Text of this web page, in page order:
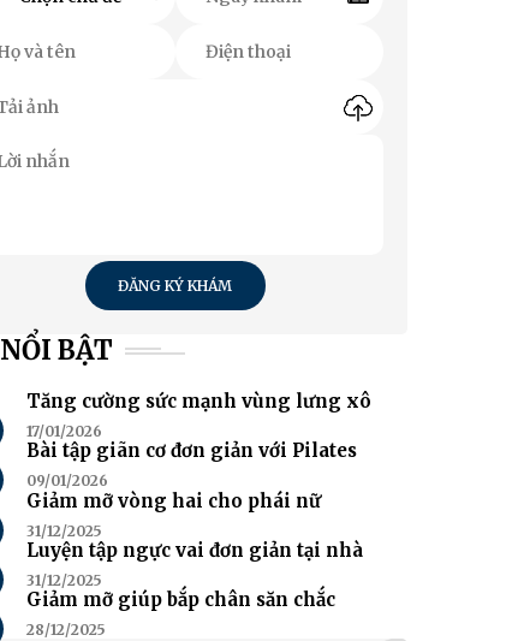
ĐĂNG KÝ KHÁM
BẬT
Tăng cường sức mạnh vùng lưng xô
17/01/2026
Bài tập giãn cơ đơn giản với Pilates
09/01/2026
Giảm mỡ vòng hai cho phái nữ
31/12/2025
Luyện tập ngực vai đơn giản tại nhà
31/12/2025
Giảm mỡ giúp bắp chân săn chắc
28/12/2025